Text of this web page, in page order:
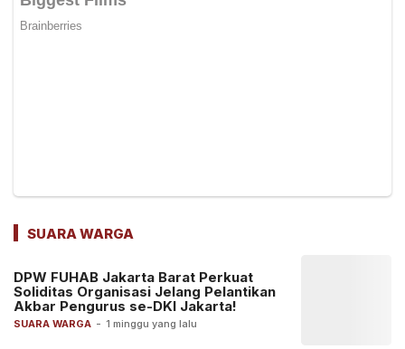
SUARA WARGA
SUARA WARGA - 1 minggu yang lalu
DPW FUHAB Jakarta Barat Perkuat
Soliditas Organisasi Jelang Pelantikan
Akbar Pengurus se-DKI Jakarta!